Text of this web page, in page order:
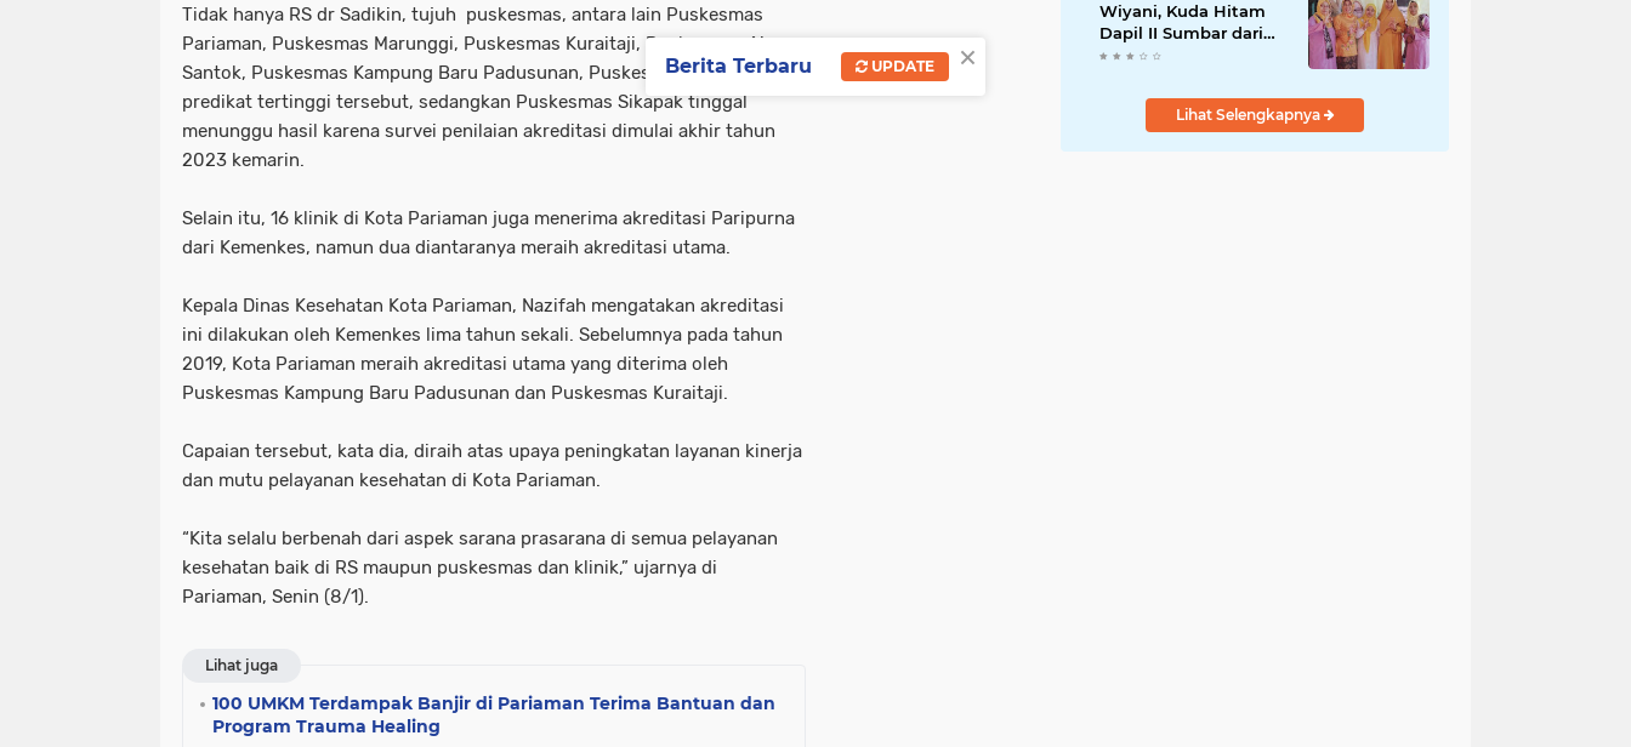
Tidak hanya RS dr Sadikin, tujuh puskesmas, antara lain Puskesmas
Pariaman, Puskesmas Marunggi, Puskesmas Kuraitaji, Puskesmas Air
Santok, Puskesmas Kampung Baru Padusunan, Puskesmas Nareh meraih
predikat tertinggi tersebut, sedangkan Puskesmas Sikapak tinggal
menunggu hasil karena survei penilaian akreditasi dimulai akhir tahun
2023 kemarin.
Selain itu, 16 klinik di Kota Pariaman juga menerima akreditasi Paripurna
dari Kemenkes, namun dua diantaranya meraih akreditasi utama.
Kepala Dinas Kesehatan Kota Pariaman, Nazifah mengatakan akreditasi
ini dilakukan oleh Kemenkes lima tahun sekali. Sebelumnya pada tahun
2019, Kota Pariaman meraih akreditasi utama yang diterima oleh
Puskesmas Kampung Baru Padusunan dan Puskesmas Kuraitaji.
Capaian tersebut, kata dia, diraih atas upaya peningkatan layanan kinerja
dan mutu pelayanan kesehatan di Kota Pariaman.
“Kita selalu berbenah dari aspek sarana prasarana di semua pelayanan
kesehatan baik di RS maupun puskesmas dan klinik,” ujarnya di
Pariaman, Senin (8/1).
Lihat juga
100 UMKM Terdampak Banjir di Pariaman Terima Bantuan dan
Program Trauma Healing
Wiyani, Kuda Hitam
Dapil II Sumbar dari
Golkar
Lihat Selengkapnya
×
Berita Terbaru UPDATE